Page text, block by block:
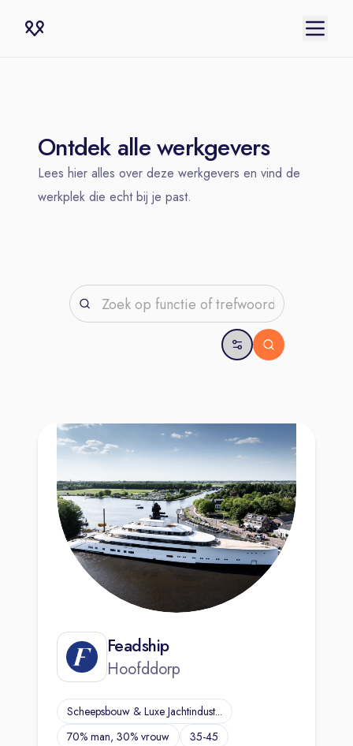
Ontdek alle werkgevers
Lees hier alles over deze werkgevers en vind de
werkplek die echt bij je past.
Feadship
Hoofddorp
Scheepsbouw & Luxe Jachtindust...
70% man, 30% vrouw
35-45